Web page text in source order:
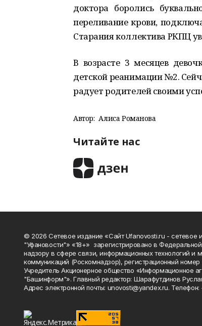
доктора боролись
переливание крови,
Старания коллектива РКПЦ
В возрасте 3 месяцев
детской реанимации №2.
радует родителей своими
Автор: Алиса Романова
Читайте нас
© 2026 Сетевое издание «Сайт Ufanovosti.ru - сетевое
"Уфановости"» «18+» зарегистрировано в
надзору в сфере связи, информационных технологий и
коммуникаций (Роскомнадзор), регистрационный
Учредитель Акционерное общество «Информационное
"Башинформ"». Главный редактор: Шарафутдинов
Адрес электронной почты: unovosti@yandex.ru.